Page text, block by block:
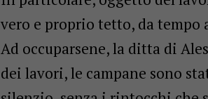
vero e proprio tetto, da tempo
Ad occuparsene, la ditta di
dei lavori, le campane sono